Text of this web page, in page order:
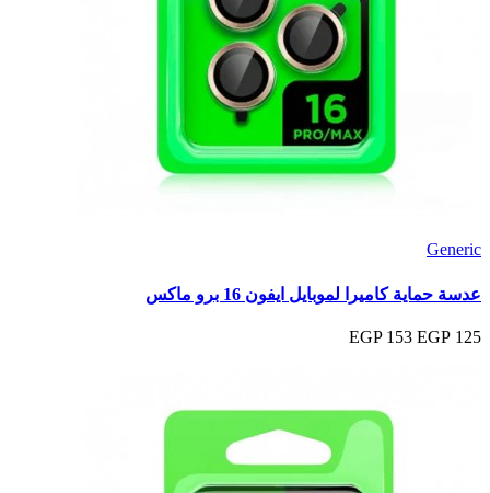
Generic
عدسة حماية كاميرا لموبايل ايفون 16 برو ماكس
125 EGP
153 EGP